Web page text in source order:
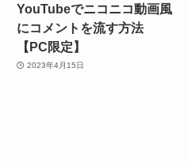
YouTubeでニコニコ動画風
にコメントを流す方法
【PC限定】
2023年4月15日